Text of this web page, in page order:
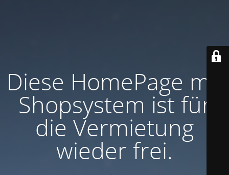
Diese HomePage mit
Shopsystem ist für
die Vermietung
wieder frei.